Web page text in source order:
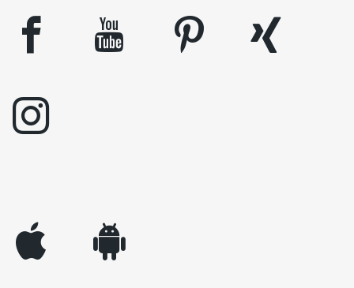
facebook youtube pinterest
xing
instagram
appleinc android